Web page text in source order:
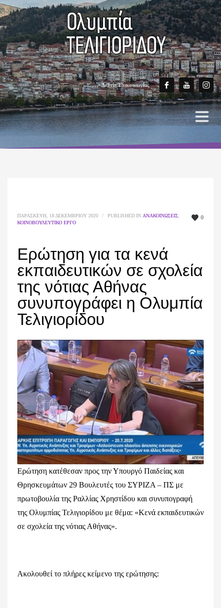
Δελτίο Επικοινωνίας
0
ΠΑΡΑΣΚΕΥΉ, 18 ΔΕΚΕΜΒΡΊΟΥ 2020 / PUBLISHED IN ΑΝΑΚΟΙΝΏΣΕΙΣ
ΚΟΙΝΟΒΟΥΛΕΥΤΙΚΌ ΈΡΓΟ
Ερώτηση για τα κενά
εκπαιδευτικών σε σχολεία
της νότιας Αθήνας
συνυπογράφει η Ολυμπία
Τελιγιορίδου
Ερώτηση κατέθεσαν προς την Υπουργό Παιδείας και
Θρησκευμάτων 29 Βουλευτές του ΣΥΡΙΖΑ – ΠΣ με
πρωτοβουλία της Ραλλίας Χρηστίδου και συνυπογραφή
της Ολυμπίας Τελιγιορίδου με θέμα: «Κενά εκπαιδευτικών
σε σχολεία της νότιας Αθήνας».
Ακολουθεί το πλήρες κείμενο της ερώτησης: